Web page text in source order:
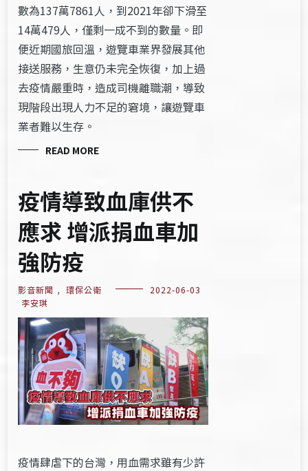
數為137萬7861人，到2021年卻下滑至
14萬479人，僅剩一成不到的數量。即
便近期國旅回溫，遊覽車業界發展其他
接送服務，生意仍未完全恢復，加上過
去疫情嚴重時，造成司機離職潮，導致
現階段出現人力不足的窘境，讓遊覽車
業者難以生存。
READ MORE
疫情導致血庫供不
應求 增派捐血車加
強防疫
影音新聞 , 環保公衛
2022-06-03
李安琪
疫情肆虐下的台灣，用血需求雖有少許